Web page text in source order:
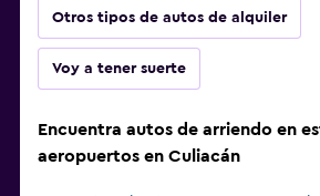
Otros tipos de autos de alquiler
Voy a tener suerte
Encuentra autos de arriendo en
aeropuertos en Culiacán